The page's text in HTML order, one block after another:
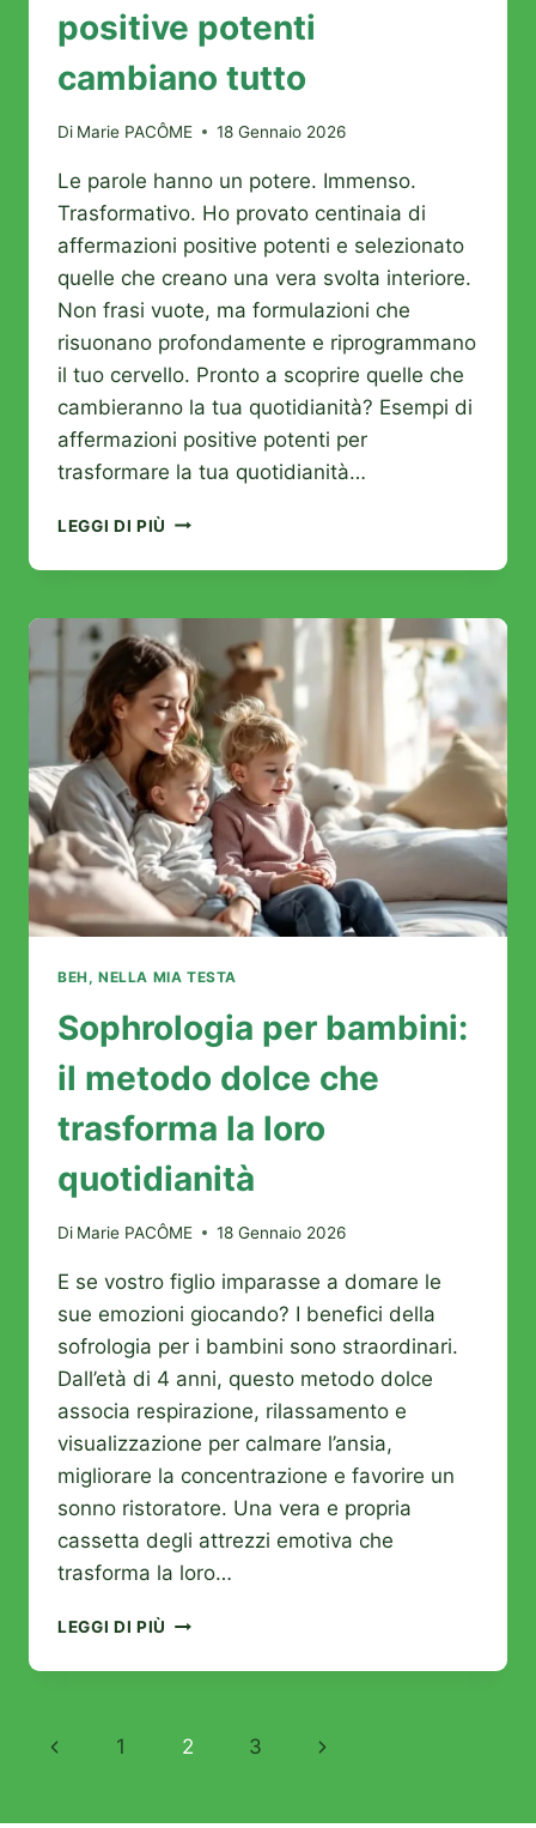
positive potenti
cambiano tutto
Di Marie PACÔME 18 Gennaio 2026
Le parole hanno un potere. Immenso.
Trasformativo. Ho provato centinaia di
affermazioni positive potenti e selezionato
quelle che creano una vera svolta interiore.
Non frasi vuote, ma formulazioni che
risuonano profondamente e riprogrammano
il tuo cervello. Pronto a scoprire quelle che
cambieranno la tua quotidianità? Esempi di
affermazioni positive potenti per
trasformare la tua quotidianità…
LEGGI DI PIÙ QUESTE
POSITIVE
CAMBIANO
TUTTO
BEH, NELLA MIA TESTA
Sophrologia per bambini:
il metodo dolce che
trasforma la loro
quotidianità
Di Marie PACÔME 18 Gennaio 2026
E se vostro figlio imparasse a domare le
sue emozioni giocando? I benefici della
sofrologia per i bambini sono straordinari.
Dall’età di 4 anni, questo metodo dolce
associa respirazione, rilassamento e
visualizzazione per calmare l’ansia,
migliorare la concentrazione e favorire un
sonno ristoratore. Una vera e propria
cassetta degli attrezzi emotiva che
trasforma la loro…
LEGGI DI PIÙ SOPHROLOGIA
BAMBINI:
DOLCE
LA
Navigazione
Pagina
1 2 3
Pagina